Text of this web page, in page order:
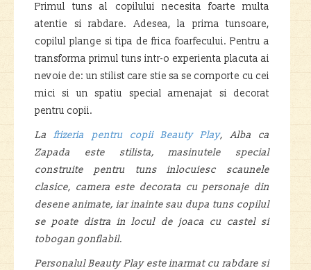
Primul tuns al copilului necesita foarte multa
atentie si rabdare. Adesea, la prima tunsoare,
copilul plange si tipa de frica foarfecului. Pentru a
transforma primul tuns intr-o experienta placuta ai
nevoie de: un stilist care stie sa se comporte cu cei
mici si un spatiu special amenajat si decorat
pentru copii.
Lafrizeria pentru copii Beauty Play, Alba ca
Zapada este stilista, masinutele special
construite pentru tuns inlocuiesc scaunele
clasice, camera este decorata cu personaje din
desene animate, iar inainte sau dupa tuns copilul
se poate distra in locul de joaca cu castel si
tobogan gonflabil.
Personalul Beauty Play este inarmat cu rabdare si